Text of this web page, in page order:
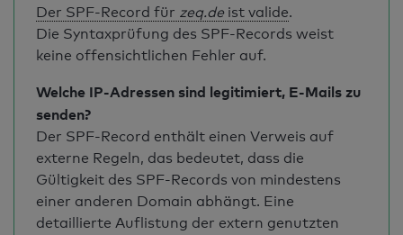
Der SPF-Record für zeq.de ist valide.
Die Syntaxprüfung des SPF-Records weist
keine offensichtlichen Fehler auf.
Welche IP-Adressen sind legitimiert, E-Mails zu
senden?
Der SPF-Record enthält einen Verweis auf
externe Regeln, das bedeutet, dass die
Gültigkeit des SPF-Records von mindestens
einer anderen Domain abhängt. Eine
detaillierte Auflistung der extern genutzten